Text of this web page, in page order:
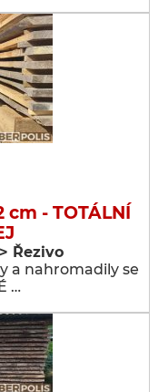
- TOTÁLNÍ
Řezivo
a nahromadily se
…